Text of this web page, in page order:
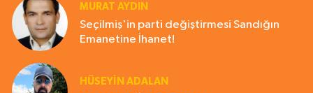
MURAT AYDIN
Seçilmiş'in parti değiştirmesi Sandığın
Emanetine İhanet!
HÜSEYIN ADALAN